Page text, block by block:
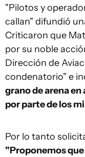
"Pilotos y
callan" difundió
Criticaron que
por su noble
Dirección de
condenatorio" e
grano de arena
por parte de los
Por lo tanto
"Proponemos